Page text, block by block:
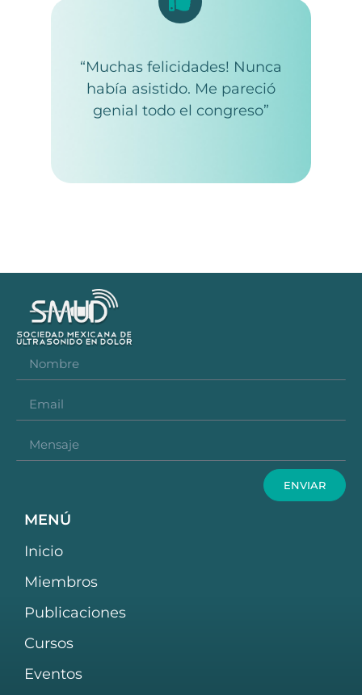
“Muchas felicidades! Nunca
había asistido. Me pareció
genial todo el congreso”
ENVIAR
MENÚ
Inicio
Miembros
Publicaciones
Cursos
Eventos